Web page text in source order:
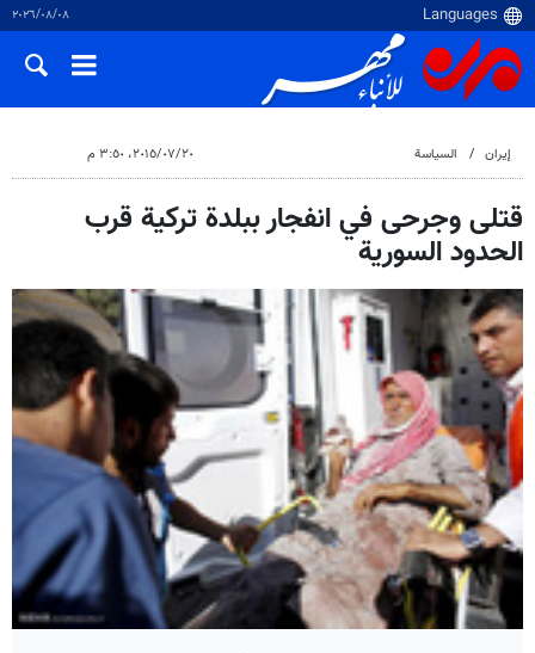
٠٨‏/٠٨‏/٢٠٢٦
إيران السياسة ٢٠‏/٠٧‏/٢٠١٥، ٣:٥٠ م
قتلى وجرحى في انفجار ببلدة تركية قرب
الحدود السورية